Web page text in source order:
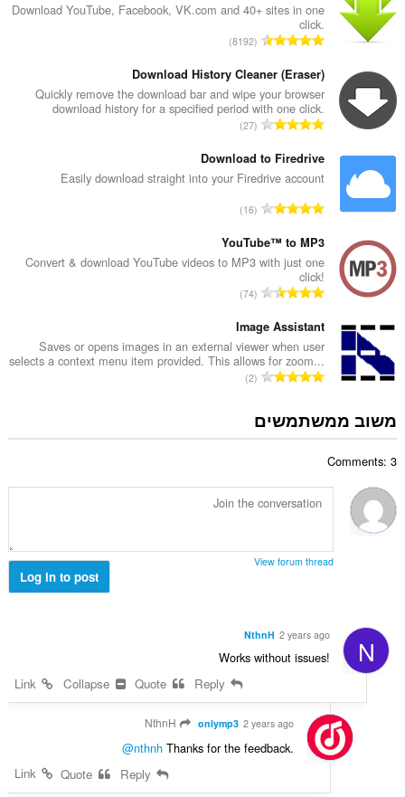
Download YouTube, Facebook, VK.com and 40+ sites in one
click.
מ
פ
ר
ד
י
ו
ג
י
ם
:
8192
Download History Cleaner (Eraser)
Quickly remove the download bar and wipe your browser
download history for a specified period with one click.
מ
פ
ר
י
ו
ג
י
ם
:
27
Download to Firedrive
Easily download straight into your Firedrive account
מ
פ
ר
י
ו
ג
י
ם
16
YouTube™ to MP3
Convert & download YouTube videos to MP3 with just one
click!
מ
פ
ר
ד
י
ו
ג
:
74
Image Assistant
Saves or opens images in an external viewer when user
selects a context menu item provided. This allows for zoom...
מ
פ
ר
ר
ו
ם
2
משוב ממשתמשים
Comments: 3
View forum thread
Log in to post
N
NthnH 2 years ago
Works without issues!
Link
onlymp3 2 years ago
@nthnh Thanks for the feedback.
Link